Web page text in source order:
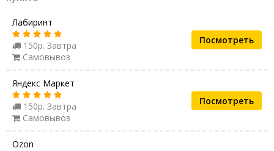
Лабиринт
150р. Завтра
Самовывоз
Посмотреть
Яндекс Маркет
150р. Завтра
Самовывоз
Посмотреть
Ozon